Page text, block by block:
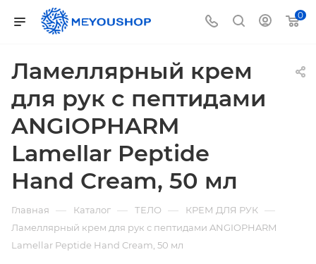
0
Ламеллярный крем
для рук с пептидами
ANGIOPHARM
Lamellar Peptide
Hand Cream, 50 мл
Главная — Каталог — ТЕЛО — КРЕМ ДЛЯ РУК —
Ламеллярный крем для рук с пептидами ANGIOPHARM
Lamellar Peptide Hand Cream, 50 мл